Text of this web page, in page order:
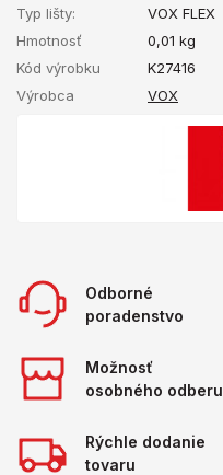
Typ lišty:
VOX FLEX
Hmotnosť
0,01 kg
Kód výrobku
K27416
Výrobca
VOX
Odborné
poradenstvo
Možnosť
osobného odberu
Rýchle dodanie
tovaru